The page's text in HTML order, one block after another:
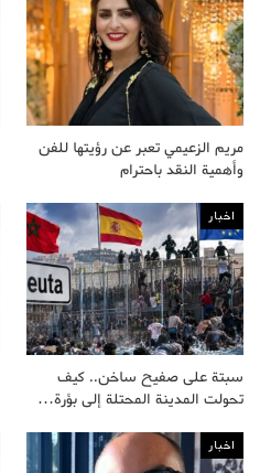
مريم الزعيمي تعبر عن رؤيتها للفن
وأهمية النقد باحترام
اخبار
سبتة على صفيح ساخن.. كيف
تحولت المدينة المحتلة إلى بؤرة…
اخبار